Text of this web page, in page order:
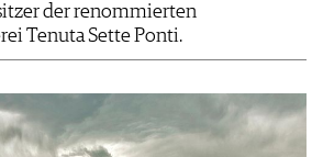
der renommierten
Tenuta Sette Ponti.